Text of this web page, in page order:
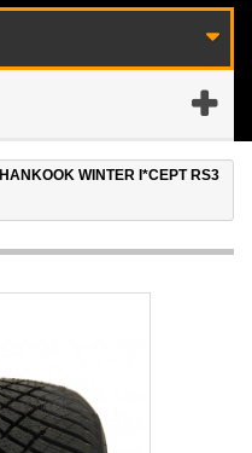
HANKOOK WINTER I*CEPT RS3